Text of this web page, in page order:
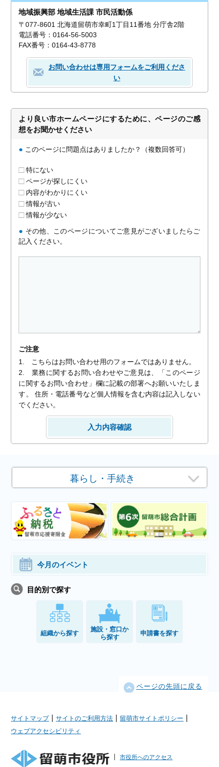
地域振興部 地域生活課 市民活動係
〒077-8601 北海道留萌市幸町1丁目11番地 分庁舎2階
電話番号：0164-56-5003
FAX番号：0164-43-8778
お問い合わせは専用フォームをご利用くださ
い
より良い市ホームページにするために、ページのご感
想をお聞かせください
● このページに問題点はありましたか？（複数回答可）
特にない
ページが探しにくい
内容がわかりにくい
情報が古い
情報が少ない
● その他、このページについてご意見がございましたらご
記入ください。
ご注意
1. こちらはお問い合わせ用のフォームではありません。
2. 業務に関するお問い合わせやご意見は、「このページ
に関するお問い合わせ」欄に記載の部署へお願いいたしま
す。 住所・電話番号など個人情報を含む内容は記入しない
でください。
暮らし・手続き
今月のイベント
目的別で探す
組織から探す
施設・窓口か
ら探す
申請書を探す
ページの先頭に戻る
サイトマップ サイトのご利用方法 留萌市サイトポリシー
ウェブアクセシビリティ
市役所へのアクセス